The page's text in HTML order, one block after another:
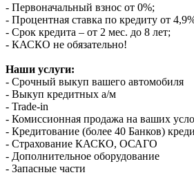
- Первоначальный взнос от 0%;
- Процентная ставка по кредиту от
- Срок кредита – от 2 мес. до 8 лет;
- КАСКО не обязательно!
Наши услуги:
- Срочный выкуп вашего автомобиля
- Выкуп кредитных а/м
- Trade-in
- Комиссионная продажа на ваших
- Кредитование (более 40 Банков)
- Страхование КАСКО, ОСАГО
- Дополнительное оборудование
- Запасные части